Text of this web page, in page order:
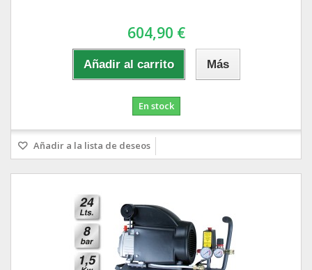
604,90 €
Añadir al carrito Más
En stock
Añadir a la lista de deseos